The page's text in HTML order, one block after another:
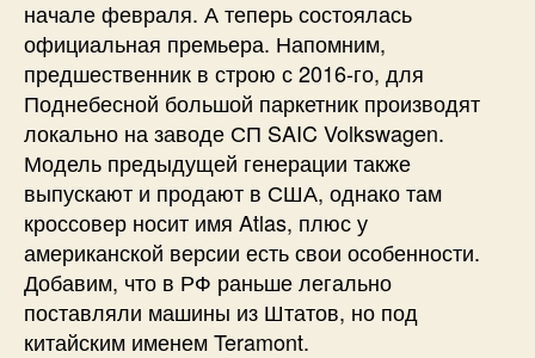
начале февраля. А теперь состоялась
официальная премьера. Напомним,
предшественник в строю с 2016-го, для
Поднебесной большой паркетник производят
локально на заводе СП SAIC Volkswagen.
Модель предыдущей генерации также
выпускают и продают в США, однако там
кроссовер носит имя Atlas, плюс у
американской версии есть свои особенности.
Добавим, что в РФ раньше легально
поставляли машины из Штатов, но под
китайским именем Teramont.